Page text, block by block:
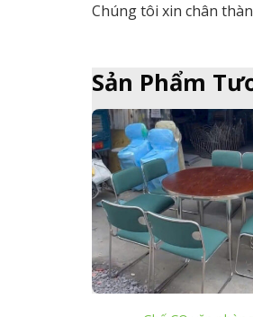
Chúng tôi xin chân
Sản Phẩm